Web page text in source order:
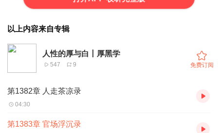
以上内容来自专辑
人性的厚与白丨厚黑学
547 9 免费订阅
第1382章 人走茶凉录
04:30
第1383章 官场浮沉录